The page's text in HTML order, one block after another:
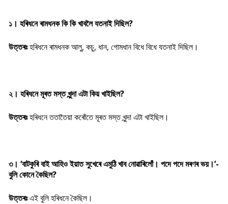
১। হৰিধনে ৰামধনক কি কি খাবলৈ যতনাই দিছিল?
উত্তৰঃহৰিধনে ৰামধনক আলু, কচু, ধান, গোমধান বিধে বিধে যতনাই দিছিল।
২। হৰিধনে মূৰত মস্ত খুন্দা এটা কিয় খাইছিল?
উত্তৰঃহৰিধনে ততাতৈয়া কৰোঁতে মূৰত মস্ত খুন্দা এটা খাইছিল।
৩। ‘বাটকুৰি বাই আহিও ইয়াত সুখেৰে এমুঠি খাব নোৱাৰিলোঁ। পদে পদে মৰণৰ ভয়।‘-
বুলি কোনে কৈছিল?
উত্তৰঃএই বুলি হৰিধনে কৈছিল।